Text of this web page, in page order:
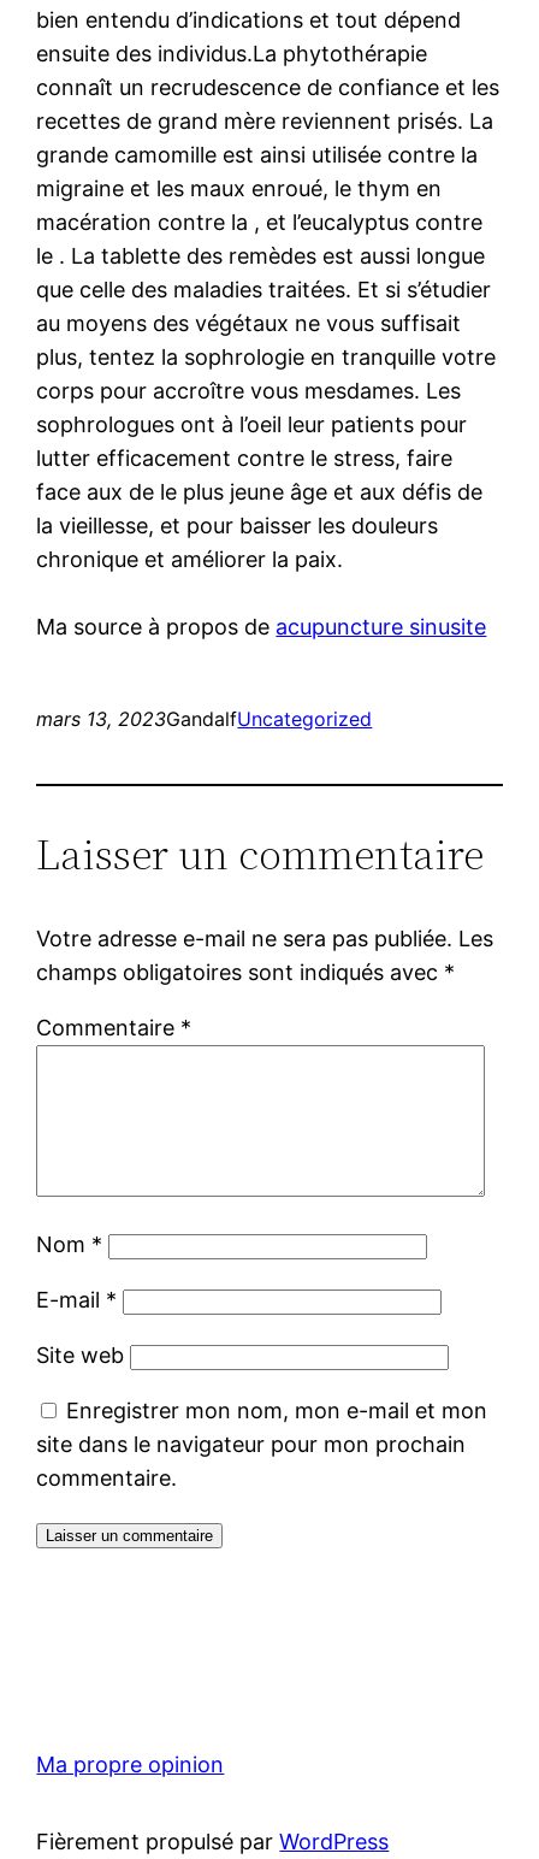
bien entendu d’indications et tout dépend
ensuite des individus.La phytothérapie
connaît un recrudescence de confiance et les
recettes de grand mère reviennent prisés. La
grande camomille est ainsi utilisée contre la
migraine et les maux enroué, le thym en
macération contre la , et l’eucalyptus contre
le . La tablette des remèdes est aussi longue
que celle des maladies traitées. Et si s’étudier
au moyens des végétaux ne vous suffisait
plus, tentez la sophrologie en tranquille votre
corps pour accroître vous mesdames. Les
sophrologues ont à l’oeil leur patients pour
lutter efficacement contre le stress, faire
face aux de le plus jeune âge et aux défis de
la vieillesse, et pour baisser les douleurs
chronique et améliorer la paix.
Ma source à propos de acupuncture sinusite
mars 13, 2023GandalfUncategorized
Laisser un commentaire
Votre adresse e-mail ne sera pas publiée. Les
champs obligatoires sont indiqués avec *
Commentaire *
Nom *
E-mail *
Site web
Enregistrer mon nom, mon e-mail et mon
site dans le navigateur pour mon prochain
commentaire.
Ma propre opinion
Fièrement propulsé parWordPress